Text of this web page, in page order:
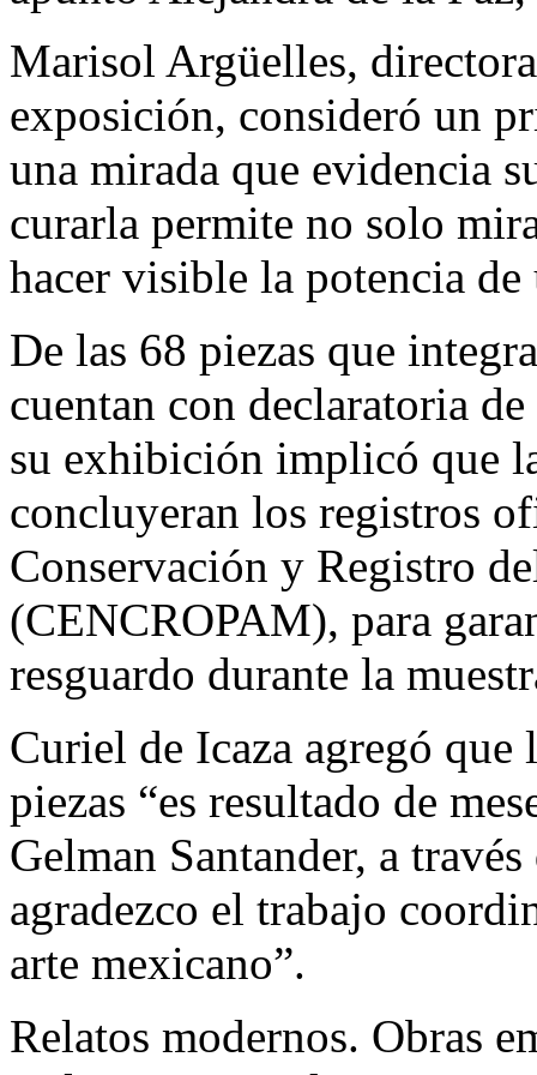
Marisol Argüelles,
exposición, consideró un
una mirada que evidencia
curarla permite no solo
hacer visible la potencia
De las 68 piezas que
cuentan con declaratoria
su exhibición implicó que
concluyeran los registros
Conservación y Registro
(CENCROPAM), para
resguardo durante la
Curiel de Icaza agregó
piezas “es resultado de
Gelman Santander, a
agradezco el trabajo
arte mexicano”.
Relatos modernos. Obras